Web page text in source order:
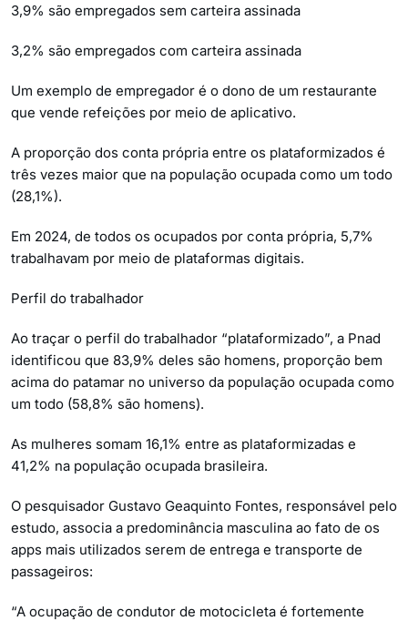
3,9% são empregados sem carteira assinada
3,2% são empregados com carteira assinada
Um exemplo de empregador é o dono de um restaurante
que vende refeições por meio de aplicativo.
A proporção dos conta própria entre os plataformizados é
três vezes maior que na população ocupada como um todo
(28,1%).
Em 2024, de todos os ocupados por conta própria, 5,7%
trabalhavam por meio de plataformas digitais.
Perfil do trabalhador
Ao traçar o perfil do trabalhador “plataformizado”, a Pnad
identificou que 83,9% deles são homens, proporção bem
acima do patamar no universo da população ocupada como
um todo (58,8% são homens).
As mulheres somam 16,1% entre as plataformizadas e
41,2% na população ocupada brasileira.
O pesquisador Gustavo Geaquinto Fontes, responsável pelo
estudo, associa a predominância masculina ao fato de os
apps mais utilizados serem de entrega e transporte de
passageiros:
“A ocupação de condutor de motocicleta é fortemente